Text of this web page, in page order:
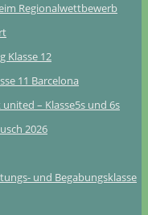
Regionalwettbewerb
Klasse 12
11 Barcelona
united – Klasse5s und 6s
2026
und Begabungsklasse